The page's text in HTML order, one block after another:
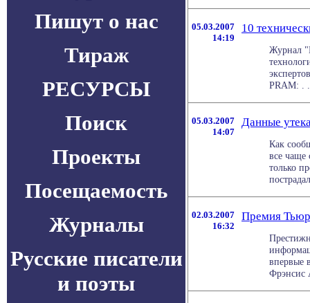
Пишут о нас
Тираж
РЕСУРСЫ
Поиск
Проекты
Посещаемость
Журналы
Русские писатели
и поэты
05.03.2007
14:19
10
Журнал
PRAM: .
05.03.2007
14:07
Данные
Как
все чаще
только
02.03.2007
16:32
Премия
впервые
Фрэнсис